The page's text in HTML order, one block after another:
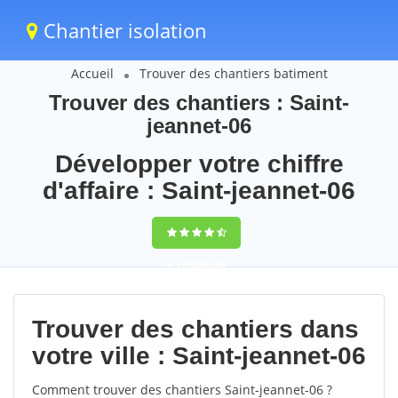
Chantier isolation
Accueil Trouver des chantiers batiment
Trouver des chantiers : Saint-
jeannet-06
Développer votre chiffre
d'affaire : Saint-jeannet-06
9,5(100%)68
votes
Trouver des chantiers dans
votre ville : Saint-jeannet-06
Comment trouver des chantiers Saint-jeannet-06 ?